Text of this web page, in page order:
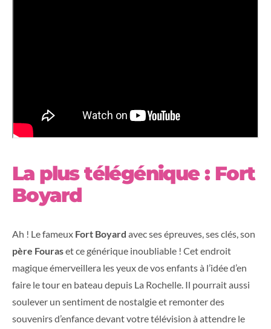
La plus télégénique : Fort
Boyard
Ah ! Le fameux Fort Boyard avec ses épreuves, ses clés, son
père Fouraset ce générique inoubliable ! Cet endroit
magique émerveillera les yeux de vos enfants à l’idée d’en
faire le tour en bateau depuis La Rochelle. Il pourrait aussi
soulever un sentiment de nostalgie et remonter des
souvenirs d’enfance devant votre télévision à attendre le